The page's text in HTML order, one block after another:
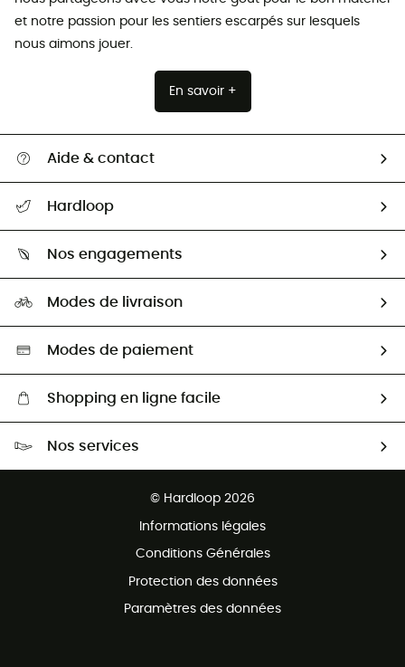
et notre passion pour les sentiers escarpés sur lesquels
nous aimons jouer.
En savoir +
Aide & contact
Guide des tailles
Seconde Main
Aide & Contact
Hardloop
HardGuides
Nos engagements
Sélection éco-responsable
Modes de livraison
Modes de paiement
Shopping en ligne facile
Nos services
© Hardloop 2026
Informations légales
Conditions Générales
Protection des données
Paramètres des données